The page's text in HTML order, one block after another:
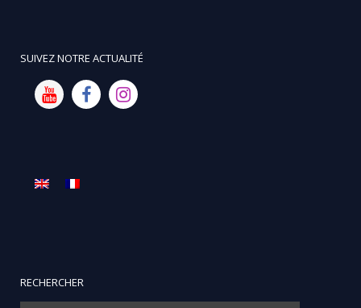
SUIVEZ NOTRE ACTUALITÉ
RECHERCHER